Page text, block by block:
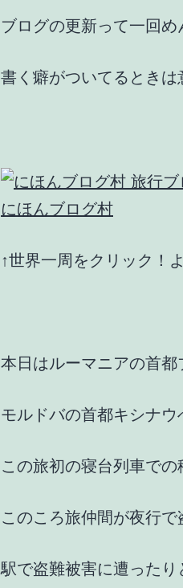
ブログの更新って一回
書く癖がついてるときは
にほんブログ村
↑世界一周をクリック！
本日はルーマニアの首都
モルドバの首都キシナウ
この旅初の寝台列車での
このころ旅仲間が夜行で
駅で盗難被害に遭った